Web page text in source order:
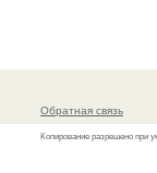
успешно
историческое
наследие.
Обратная связь
Копирование разрешено при